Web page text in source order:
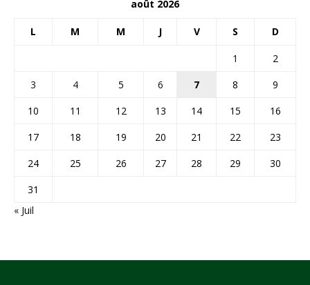
août 2026
L M M J V S D
1
2
3
4 5 6 7 8
9
10
11 12 13 14 15
16
17
18 19 20 21 22
23
24
25 26 27 28 29
30
31
« Juil